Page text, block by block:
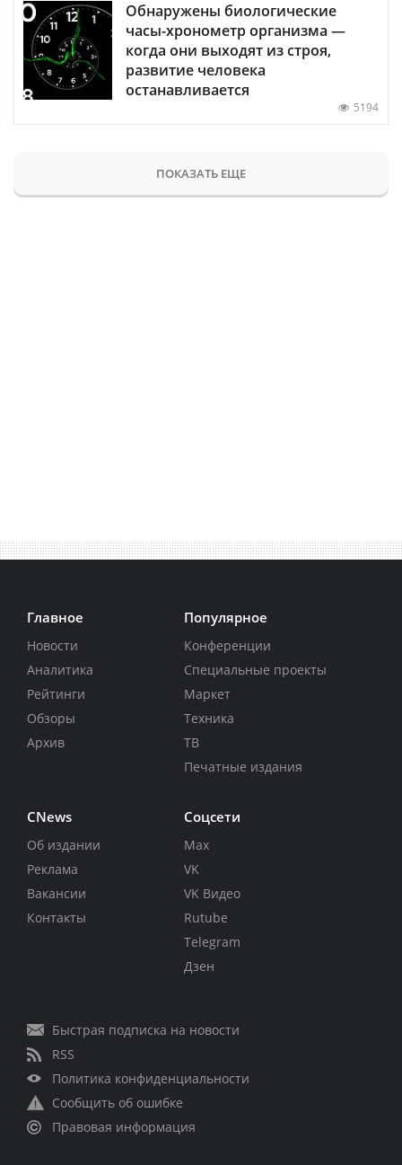
Обнаружены биологические
часы-хронометр организма —
когда они выходят из строя,
развитие человека
останавливается
5194
ПОКАЗАТЬ ЕЩЕ
Главное
Новости
Аналитика
Рейтинги
Обзоры
Архив
Популярное
Конференции
Специальные проекты
Маркет
Техника
ТВ
Печатные издания
CNews
Об издании
Реклама
Вакансии
Контакты
Соцсети
Max
VK
VK Видео
Rutube
Telegram
Дзен
Быстрая подписка на новости
RSS
Политика конфиденциальности
Сообщить об ошибке
Правовая информация